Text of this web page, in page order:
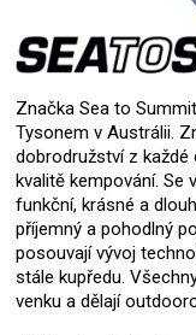
Značka Sea to
Tysonem v Austrálii.
dobrodružství z každé
kvalitě kempování. Se
funkční, krásné a
příjemný a pohodlný
posouvají vývoj
stále kupředu.
venku a dělají